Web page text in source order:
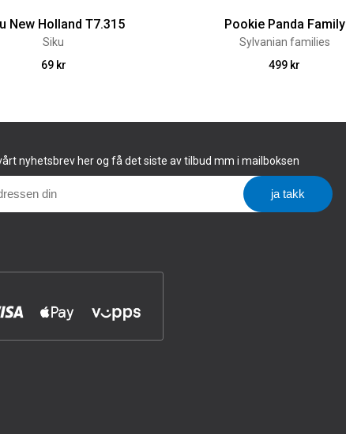
New Holland T7.315
Siku
69 kr
Pookie Panda Family
Sylvanian families
499 kr
nyhetsbrev her og få det siste av tilbud mm i mailboksen